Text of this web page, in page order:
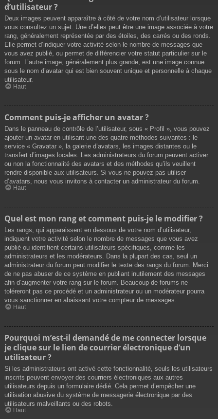
d’utilisateur ?
Deux images peuvent apparaître à côté de votre nom d’utilisateur lorsque
vous consultez un sujet. Une d’elles peut être une image associée à votre
rang, généralement représentée par des étoiles, des carrés ou des ronds.
Elle permet d’indiquer votre activité selon le nombre de messages que
vous avez publié, ou permet de différencier votre statut particulier sur le
forum. L’autre image, généralement plus grande, est une image connue
sous le nom d’avatar qui est bien souvent unique et personnelle à chaque
utilisateur.
Haut
Comment puis-je afficher un avatar ?
Dans le panneau de contrôle de l’utilisateur, sous « Profil », vous pouvez
ajouter un avatar en utilisant une des quatre méthodes suivantes : le
service « Gravatar », la galerie d’avatars, les images distantes ou le
transfert d’images locales. Les administrateurs du forum peuvent activer
ou non la fonctionnalité des avatars et des méthodes qu’ils veuillent
rendre disponible aux utilisateurs. Si vous ne pouvez pas utiliser
d’avatars, nous vous invitons à contacter un administrateur du forum.
Haut
Quel est mon rang et comment puis-je le modifier ?
Les rangs, qui apparaissent en dessous de votre nom d’utilisateur,
indiquent votre activité selon le nombre de messages que vous avez
publié ou identifient certains utilisateurs spécifiques, comme les
administrateurs et les modérateurs. Dans la plupart des cas, seul un
administrateur du forum peut modifier le texte des rangs du forum. Merci
de ne pas abuser de ce système en publiant inutilement des messages
afin d’augmenter votre rang sur le forum. Beaucoup de forums ne
toléreront pas ce procédé et un administrateur ou un modérateur pourra
vous sanctionner en abaissant votre compteur de messages.
Haut
Pourquoi m’est-il demandé de me connecter lorsque
je clique sur le lien de courrier électronique d’un
utilisateur ?
Si les administrateurs ont activé cette fonctionnalité, seuls les utilisateurs
inscrits peuvent envoyer des courriers électroniques aux autres
utilisateurs depuis un formulaire dédié. Cela permet d’empêcher une
utilisation abusive du système de messagerie électronique par des
utilisateurs malveillants ou des robots.
Haut